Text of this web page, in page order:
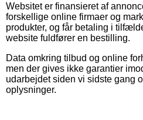
Websitet er finansieret af
forskellige online firmaer og
produkter, og får betaling i
website fuldfører en bestilling.
Data omkring tilbud og online
men der gives ikke garantier
udarbejdet siden vi sidste gang
oplysninger.